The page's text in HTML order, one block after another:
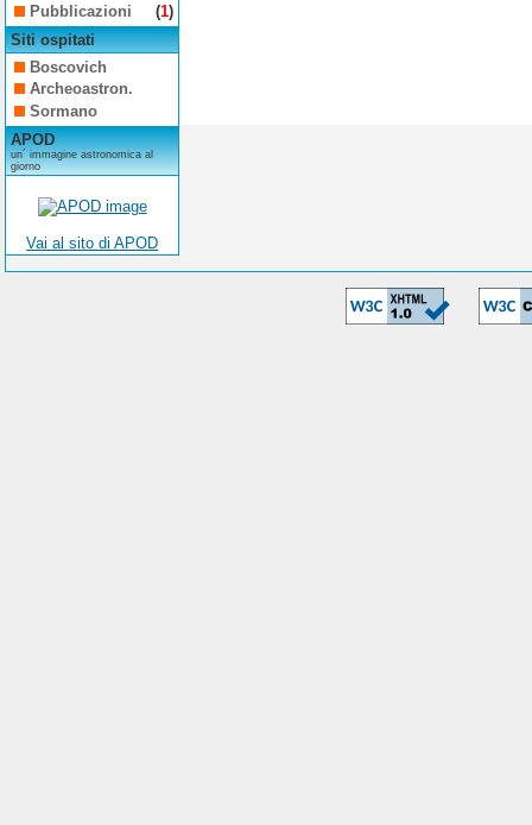
Pubblicazioni
(1)
Siti ospitati
Boscovich
Archeoastron.
Sormano
APOD
un´ immagine astronomica al
giorno
Vai al sito di APOD